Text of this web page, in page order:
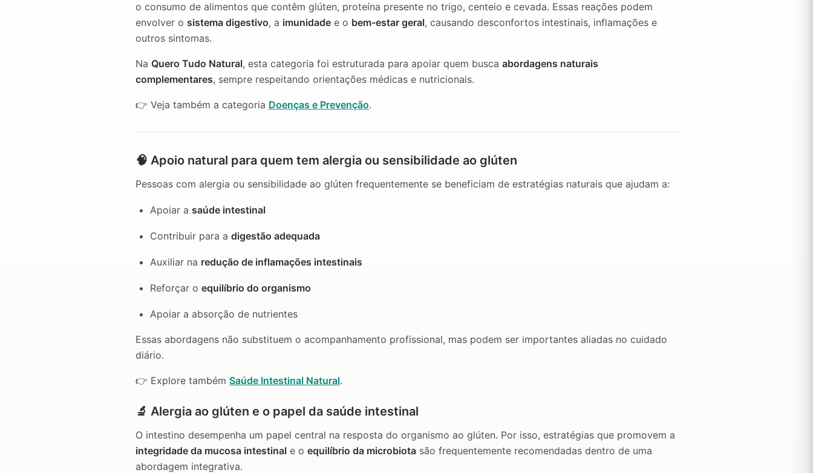
o consumo de alimentos que contêm glúten, proteína presente no trigo, centeio e cevada. Essas reações podem
envolver o sistema digestivo, a imunidade e o bem-estar geral, causando desconfortos intestinais, inflamações e
outros sintomas.
Na Quero Tudo Natural, esta categoria foi estruturada para apoiar quem busca abordagens naturais
complementares, sempre respeitando orientações médicas e nutricionais.
👉 Veja também a categoria Doenças e Prevenção.
🧠 Apoio natural para quem tem alergia ou sensibilidade ao glúten
Pessoas com alergia ou sensibilidade ao glúten frequentemente se beneficiam de estratégias naturais que ajudam a:
Apoiar a saúde intestinal
Contribuir para a digestão adequada
Auxiliar na redução de inflamações intestinais
Reforçar o equilíbrio do organismo
Apoiar a absorção de nutrientes
Essas abordagens não substituem o acompanhamento profissional, mas podem ser importantes aliadas no cuidado
diário.
👉 Explore também Saúde Intestinal Natural.
🔬 Alergia ao glúten e o papel da saúde intestinal
O intestino desempenha um papel central na resposta do organismo ao glúten. Por isso, estratégias que promovem a
integridade da mucosa intestinal e o equilíbrio da microbiota são frequentemente recomendadas dentro de uma
abordagem integrativa.